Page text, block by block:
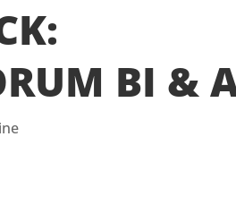
BI &